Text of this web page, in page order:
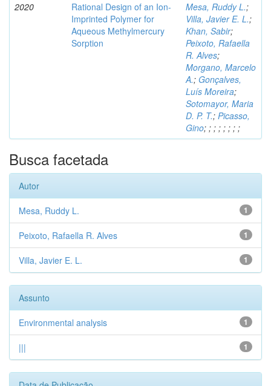
2020
Rational Design of an Ion-
Imprinted Polymer for
Aqueous Methylmercury
Sorption
Mesa, Ruddy L.;
Villa, Javier E. L.;
Khan, Sabir;
Peixoto, Rafaella
R. Alves;
Morgano, Marcelo
A.; Gonçalves,
Luís Moreira;
Sotomayor, Maria
D. P. T.; Picasso,
Gino; ; ; ; ; ; ; ;
Busca facetada
Autor
1
Mesa, Ruddy L.
1
Peixoto, Rafaella R. Alves
1
Villa, Javier E. L.
Assunto
1
Environmental analysis
1
|||